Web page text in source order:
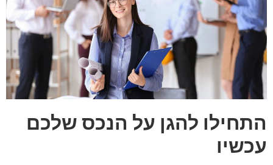
התחילו להגן על הנכס שלכם
עכשיו